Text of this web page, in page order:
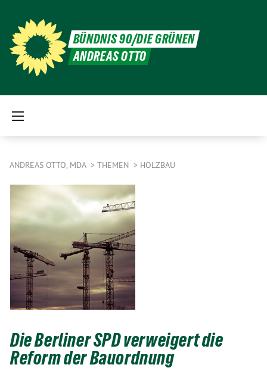
BÜNDNIS 90/DIE GRÜNEN
ANDREAS OTTO
ANDREAS OTTO, MDA THEMEN HOLZBAU
Die Berliner SPD verweigert die
Reform der Bauordnung